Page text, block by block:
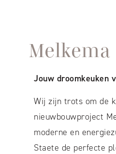
Melkema
Jouw droomkeuken
Wij zijn trots om de
nieuwbouwproject
moderne en
Staete de perfecte